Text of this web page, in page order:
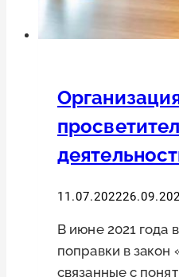
11.07.2022
В июне 2021 года
поправки в закон
связанные с